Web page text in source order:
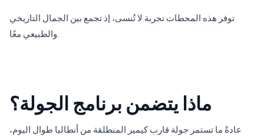
توفر هذه المحطات تجربة لا تُنسى، إذ تجمع بين الجمال التاريخي
والطبيعي معًا.
ماذا يتضمن برنامج الجولة؟
عادةً ما تستمر جولة قارب كيمير المنطلقة من أنطاليا طوال اليوم،